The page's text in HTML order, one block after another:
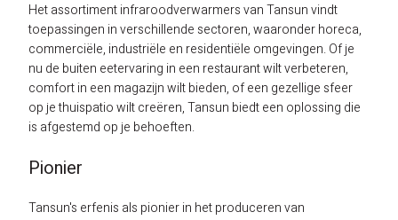
Het assortiment infraroodverwarmers van Tansun vindt
toepassingen in verschillende sectoren, waaronder horeca,
commerciële, industriële en residentiële omgevingen. Of je
nu de buiten eetervaring in een restaurant wilt verbeteren,
comfort in een magazijn wilt bieden, of een gezellige sfeer
op je thuispatio wilt creëren, Tansun biedt een oplossing die
is afgestemd op je behoeften.
Pionier
Tansun's erfenis als pionier in het produceren van